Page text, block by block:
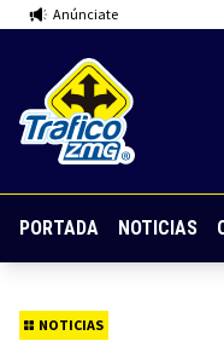
Anúnciate
PORTADA NOTICIAS
NOTICIAS